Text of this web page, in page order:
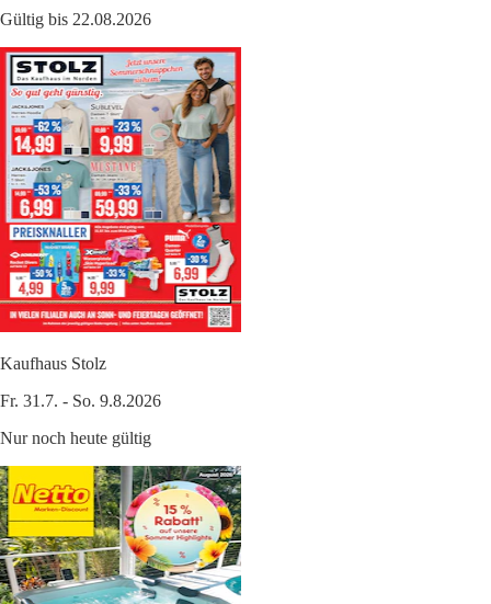
Gültig bis 22.08.2026
Kaufhaus Stolz
Fr. 31.7. - So. 9.8.2026
Nur noch heute gültig